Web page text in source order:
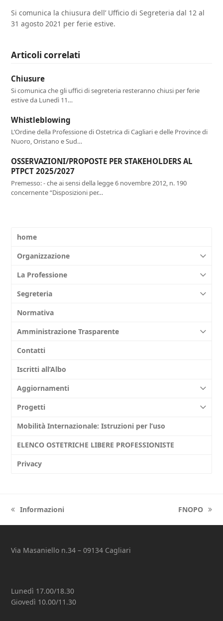
Si comunica la chiusura dell’ Ufficio di Segreteria dal 12 al
31 agosto 2021 per ferie estive.
Articoli correlati
Chiusure
Si comunica che gli uffici di segreteria resteranno chiusi per ferie
estive da Lunedì 11…
Whistleblowing
L’Ordine della Professione di Ostetrica di Cagliari e delle Province di
Nuoro, Oristano e Sud…
OSSERVAZIONI/PROPOSTE PER STAKEHOLDERS AL
PTPCT 2025/2027
Premesso: - che ai sensi della legge 6 novembre 2012, n. 190
concernente “Disposizioni per…
home
Organizzazione
La Professione
Segreteria
Normativa
Amministrazione Trasparente
Contatti
Iscritti all’Albo
Aggiornamenti
Progetti
Mobilità Internazionale: Istruzioni per l’uso
ELENCO OSTETRICHE LIBERE PROFESSIONISTE
Privacy
previous
post:
Informazioni
next
post:
FNOPO
Via Masaniello n.34 – 09134 Cagliari
Lunedì 17.00/18.30
Giovedì 10.00/11.30